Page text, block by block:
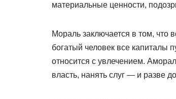
материальные ценности,
Мораль заключается в том, что
богатый человек все капиталы
относится с увлечением.
власть, нанять слуг — и разве